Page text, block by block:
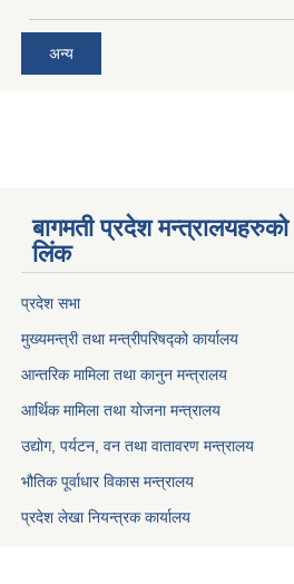
अन्य
बागमती प्रदेश मन्त्रालयहरुको
लिंक
प्रदेश सभा
मुख्यमन्त्री तथा मन्त्रीपरिषद्को कार्यालय
आन्तरिक मामिला तथा कानुन मन्त्रालय
आर्थिक मामिला तथा योजना मन्त्रालय
उद्योग, पर्यटन, वन तथा वातावरण मन्त्रालय
भौतिक पूर्वाधार विकास मन्त्रालय
प्रदेश लेखा नियन्त्रक कार्यालय